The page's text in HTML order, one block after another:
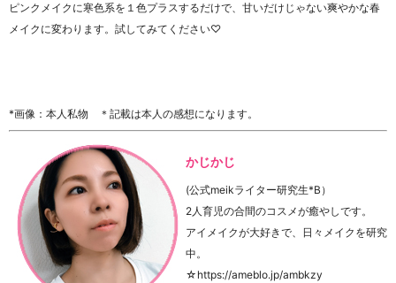
ピンクメイクに寒色系を１色プラスするだけで、甘いだけじゃない爽やかな春
メイクに変わります。試してみてください♡
*画像：本人私物 ＊記載は本人の感想になります。
かじかじ
(公式meikライター研究生*B）
2人育児の合間のコスメが癒やしです。
アイメイクが大好きで、日々メイクを研究
中。
☆https://ameblo.jp/ambkzy